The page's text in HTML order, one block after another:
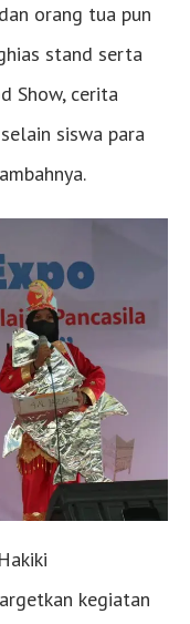
orang tua pun
stand serta
Show, cerita
siswa para
kegiatan